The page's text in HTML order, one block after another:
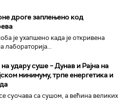
дроге заплењено код
је ухапшено када је откривена
лабораторија...
удару суше – Дунав и Рајна на
минимуму, трпе енергетика и
суочава са сушом, а већина великих